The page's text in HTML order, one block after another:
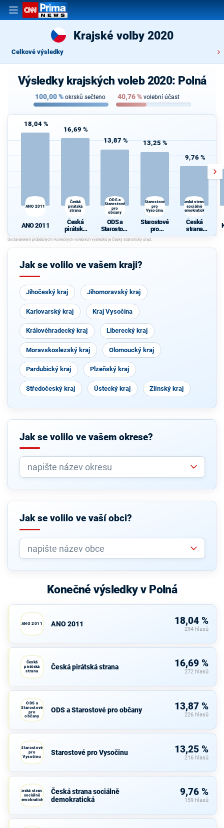
Krajské volby 2020
Celkové výsledky
Výsledky krajských voleb 2020: Polná
100,00% okrsků sečteno 40,76% volební účast
18,04 %
ANO 2011
ANO 2011
16,69 %
Česká
pirátská
strana
Česká
pirátská
strana
13,87 %
ODS a
Starostové
pro
občany
ODS a
Starostové
pro občany
13,25 %
Starostové
pro
Vysočinu
Starostové
pro
Vysočinu
9,76 %
Česká strana
sociálně
demokratická
Česká
strana
sociálně
cká
Jak se volilo ve vašem kraji?
Jihočeský kraj Jihomoravský kraj
Karlovarský kraj Kraj Vysočina
Královéhradecký kraj Liberecký kraj
Moravskoslezský kraj Olomoucký kraj
Pardubický kraj Plzeňský kraj
Středočeský kraj Ústecký kraj Zlínský kraj
Jak se volilo ve vašem okrese?
Jak se volilo ve vaší obci?
Konečné výsledky v Polná
ANO 2011 ANO 2011 18,04 %
294 hlasů
Česká
pirátská
strana
Česká pirátská strana 16,69 %
272 hlasů
ODS a
Starostové
pro
občany
ODS a Starostové pro občany 13,87 %
226 hlasů
Starostové
pro
Vysočinu
Starostové pro Vysočinu 13,25 %
216 hlasů
Česká strana
sociálně
demokratická
Česká strana sociálně
demokratická
9,76 %
159 hlasů